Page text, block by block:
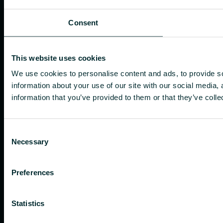
Consent
This website uses cookies
We use cookies to personalise content and ads, to provide
information about your use of our site with our social
information that you’ve provided to them or that they’ve
Selection
Necessary
Preferences
Statistics